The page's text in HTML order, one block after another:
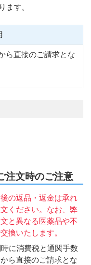
ます。
ら直接のご請求とな
注文時のご注意
の返品・返金は承れ
ください。なお、弊
と異なる医薬品や不
換いたします。
に消費税と通関手数
ら直接のご請求とな